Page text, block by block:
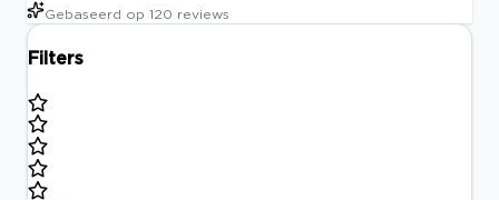
Gebaseerd op 120 reviews
Filters